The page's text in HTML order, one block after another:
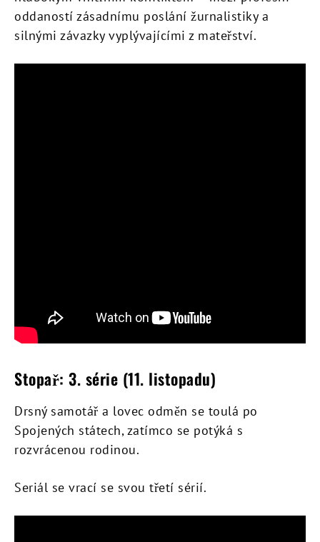
oddaností zásadnímu poslání žurnalistiky a
silnými závazky vyplývajícími z mateřství.
Stopař: 3. série (11. listopadu)
Drsný samotář a lovec odměn se toulá po
Spojených státech, zatímco se potýká s
rozvrácenou rodinou.
Seriál se vrací se svou třetí sérií.